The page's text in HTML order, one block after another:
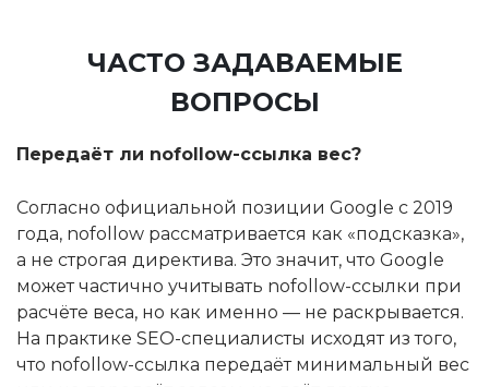
ЧАСТО ЗАДАВАЕМЫЕ
ВОПРОСЫ
Передаёт ли nofollow-ссылка вес?
Согласно официальной позиции Google с 2019
года, nofollow рассматривается как «подсказка»,
а не строгая директива. Это значит, что Google
может частично учитывать nofollow-ссылки при
расчёте веса, но как именно — не раскрывается.
На практике SEO-специалисты исходят из того,
что nofollow-ссылка передаёт минимальный вес